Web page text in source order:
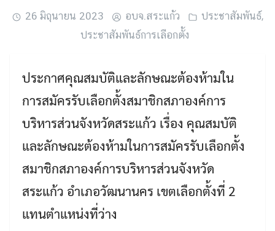
26 มิถุนายน 2023 อบจ.สระแก้ว ประชาสัมพันธ์,
ประชาสัมพันธ์การเลือกตั้ง
ประกาศคุณสมบัติและลักษณะต้องห้ามใน
การสมัครรับเลือกตั้งสมาชิกสภาองค์การ
บริหารส่วนจังหวัดสระแก้ว เรื่อง คุณสมบัติ
และลักษณะต้องห้ามในการสมัครรับเลือกตั้ง
สมาชิกสภาองค์การบริหารส่วนจังหวัด
สระแก้ว อำเภอวัฒนานคร เขตเลือกตั้งที่ 2
แทนตำแหน่งที่ว่าง